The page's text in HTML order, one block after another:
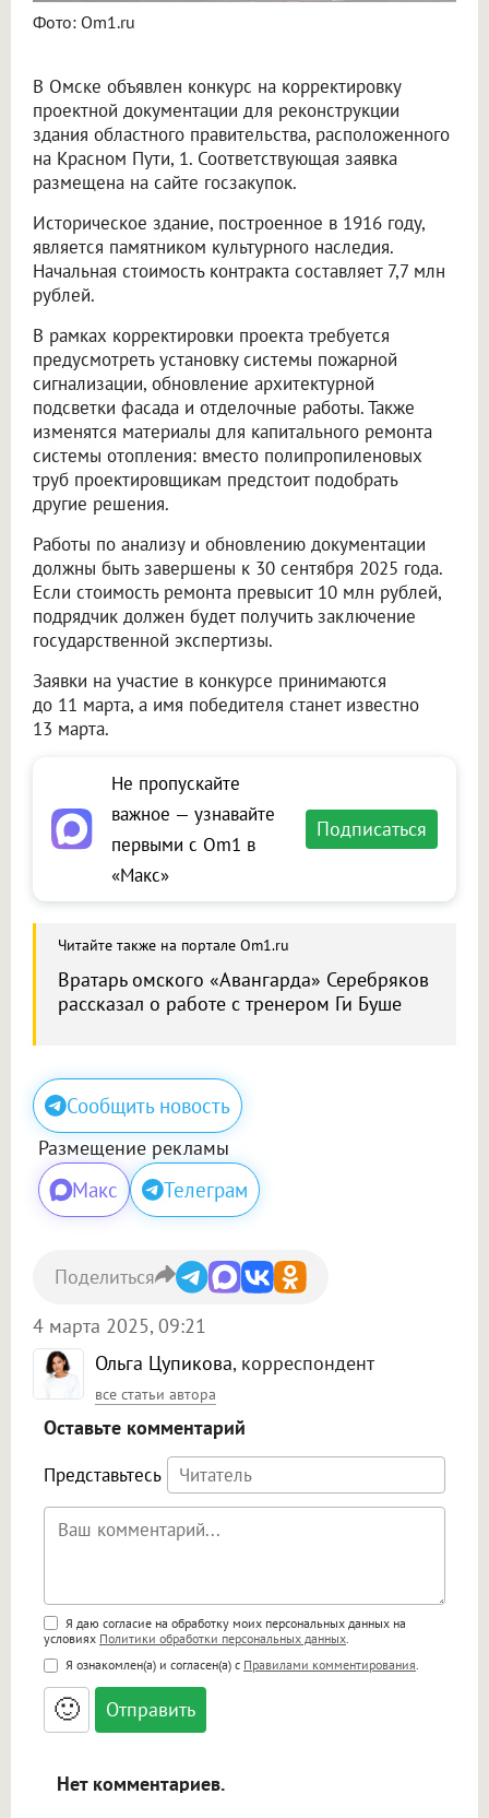
Фото: Om1.ru
В Омске объявлен конкурс на корректировку
проектной документации для реконструкции
здания областного правительства, расположенного
на Красном Пути, 1. Соответствующая заявка
размещена на сайте госзакупок.
Историческое здание, построенное в 1916 году,
является памятником культурного наследия.
Начальная стоимость контракта составляет 7,7 млн
рублей.
В рамках корректировки проекта требуется
предусмотреть установку системы пожарной
сигнализации, обновление архитектурной
подсветки фасада и отделочные работы. Также
изменятся материалы для капитального ремонта
системы отопления: вместо полипропиленовых
труб проектировщикам предстоит подобрать
другие решения.
Работы по анализу и обновлению документации
должны быть завершены к 30 сентября 2025 года.
Если стоимость ремонта превысит 10 млн рублей,
подрядчик должен будет получить заключение
государственной экспертизы.
Заявки на участие в конкурсе принимаются
до 11 марта, а имя победителя станет известно
13 марта.
Не пропускайте
важное — узнавайте
первыми с Om1 в
«Макс»
Подписаться
Читайте также на портале Om1.ru
Вратарь омского «Авангарда» Серебряков
рассказал о работе с тренером Ги Буше
Сообщить новость
Размещение рекламы
Макс Телеграм
Ольга Цупикова, корреспондент
все статьи автора
4 марта 2025, 09:21
Поделиться
Оставьте комментарий
Представьтесь
Поддержка HTML
<b>, <strong>, <u>, <i>, <em>, <s>, <big>,
<small>, <sup>, <sub>, <pre>, <ul>, <ol>, <li>,
<blockquote>, <code> экранирует HTML,
адреса URL автоматически становятся
ссылками, и [img]адрес[/img] будет
Я даю согласие на обработку моих персональных данных на
условиях Политики обработки персональных данных.
Я ознакомлен(а) и согласен(а) с Правилами комментирования.
🙂
Нет комментариев.